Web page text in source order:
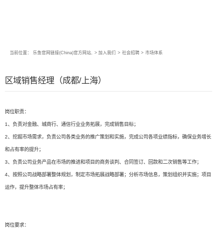
当前位置： 乐鱼官网链接(China)官方网站, > 加入我们 > 社会招聘 > 市场体系
区域销售经理（成都/上海）
岗位职责：
1、负责对金融、城商行、通信行业业务拓展，完成销售目标；
2、挖掘市场需求，负责公司各类业务的推广策划和实施，完成公司各项业绩指标，确保业务增长
和占有率的提升；
3、负责公司业务产品在市场的推进和项目的商务谈判、合同签订、回款和二次销售等工作；
4、按照公司战略部署整体规划，制定市场拓展战略部署；分析市场信息，策划组织并实施；项目
运作，提升整体市场占有率；
岗位要求：